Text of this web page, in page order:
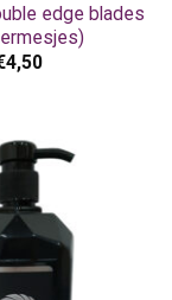
edge blades
4,50